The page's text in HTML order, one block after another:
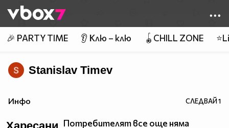
👾
🎉 PARTY TIME 👂 Клю – клю 🪀CHILL ZONE
Stanislav Timev
Инфо СЛЕДВАЙ1
Потребителят все още няма